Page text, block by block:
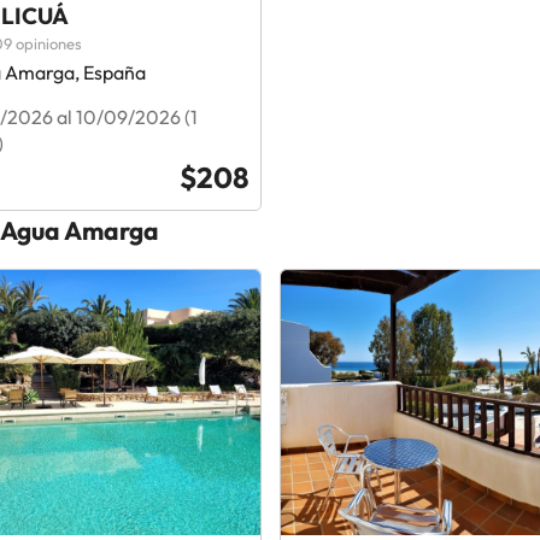
opiniones
Amarga, España
al 10/09/2026 (1
$208
Amarga